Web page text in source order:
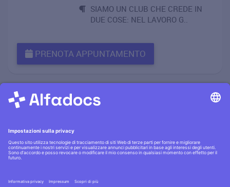
SIAMO UN CLUB CHE CREDE IN
DUE COSE: NEL LAVORO G..
PRENOTA APPUNTAMENTO
Informativa privacy·|· Condizioni generali·|·
Scopri lasicurezza AlfaDocs